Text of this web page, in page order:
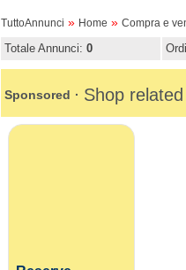
TuttoAnnunci » Home » Compra e
Totale Annunci: 0